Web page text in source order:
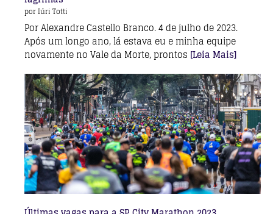
por Iúri Totti
Por Alexandre Castello Branco. 4 de julho de 2023.
Após um longo ano, lá estava eu e minha equipe
novamente no Vale da Morte, prontos [Leia Mais]